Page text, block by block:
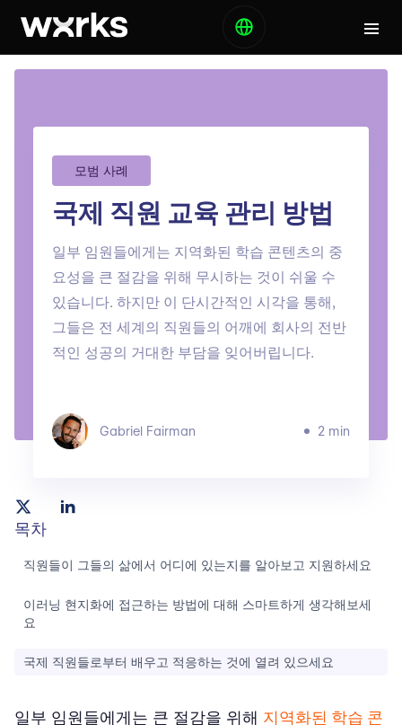
모범 사례
국제 직원 교육 관리 방법
일부 임원들에게는 지역화된 학습 콘텐츠의 중
요성을 큰 절감을 위해 무시하는 것이 쉬울 수
있습니다. 하지만 이 단시간적인 시각을 통해,
그들은 전 세계의 직원들의 어깨에 회사의 전반
적인 성공의 거대한 부담을 잊어버립니다.
Gabriel Fairman 2 min
목차
직원들이 그들의 삶에서 어디에 있는지를 알아보고 지원하세요
이러닝 현지화에 접근하는 방법에 대해 스마트하게 생각해보세
요
국제 직원들로부터 배우고 적응하는 것에 열려 있으세요
일부 임원들에게는 큰 절감을 위해 지역화된 학습 콘